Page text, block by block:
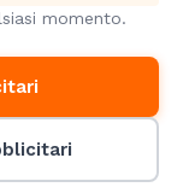
02638310223
momento.